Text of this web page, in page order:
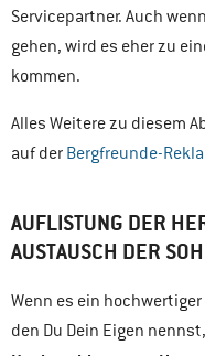
Servicepartner. Auch
gehen, wird es eher zu
kommen.
Alles Weitere zu diesem
auf der Bergfreunde-
AUFLISTUNG DER
AUSTAUSCH DER
Wenn es ein
den Du Dein Eigen